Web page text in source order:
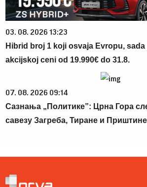
03. 08. 2026 13:23
Hibrid broj 1 koji osvaja Evropu,
akcijskoj ceni od 19.990€ do 31.8.
07. 08. 2026 09:14
Сазнања „Политике”: Црна Гора
савезу Загреба, Тиране и Приштине